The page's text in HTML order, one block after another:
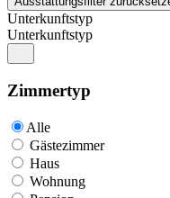
Unterkunftstyp
Unterkunftstyp
Zimmertyp
Alle
Gästezimmer
Haus
Wohnung